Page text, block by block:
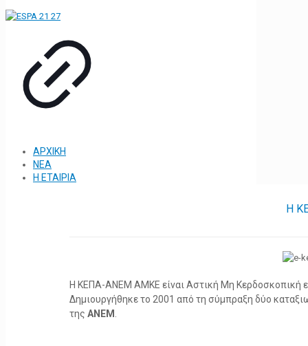
ΑΡΧΙΚΗ
ΝΕΑ
Η ΕΤΑΙΡΙΑ
Η
Η ΚΕΠΑ-ΑΝΕΜ ΑΜΚΕ είναι Αστική Μη Κερδοσκοπική
Δημιουργήθηκε το 2001 από τη σύμπραξη δύο
της ΑΝΕΜ